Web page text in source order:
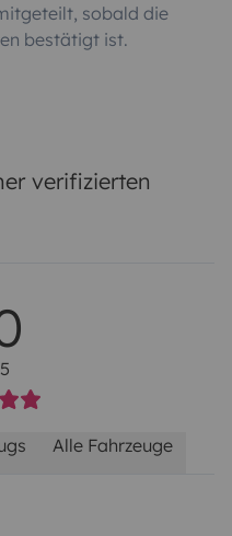
sobald die
bestätigt ist.
verifizierten
Alle Fahrzeuge